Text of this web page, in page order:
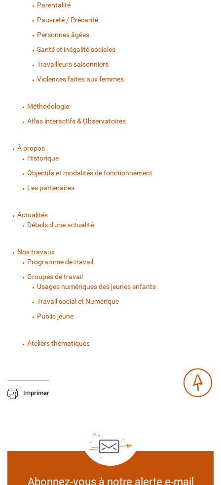
Parentalité
Pauvreté / Précarité
Personnes âgées
Santé et inégalité sociales
Travailleurs saisonniers
Violences faites aux femmes
Méthodologie
Atlas interactifs & Observatoires
À propos
Historique
Objectifs et modalités de fonctionnement
Les partenaires
Actualités
Détails d'une actualité
Nos travaux
Programme de travail
Groupes de travail
Usages numériques des jeunes enfants
Travail social et Numérique
Public jeune
Ateliers thématiques
Imprimer
Abonnez-vous à notre alerte e-mail